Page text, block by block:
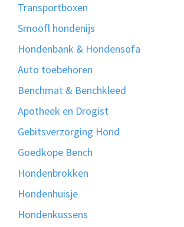
Transportboxen
Smoofl hondenijs
Hondenbank & Hondensofa
Auto toebehoren
Benchmat & Benchkleed
Apotheek en Drogist
Gebitsverzorging Hond
Goedkope Bench
Hondenbrokken
Hondenhuisje
Hondenkussens